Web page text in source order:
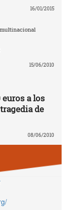
16/01/2015
15/06/2010
euros a los
de
08/06/2010